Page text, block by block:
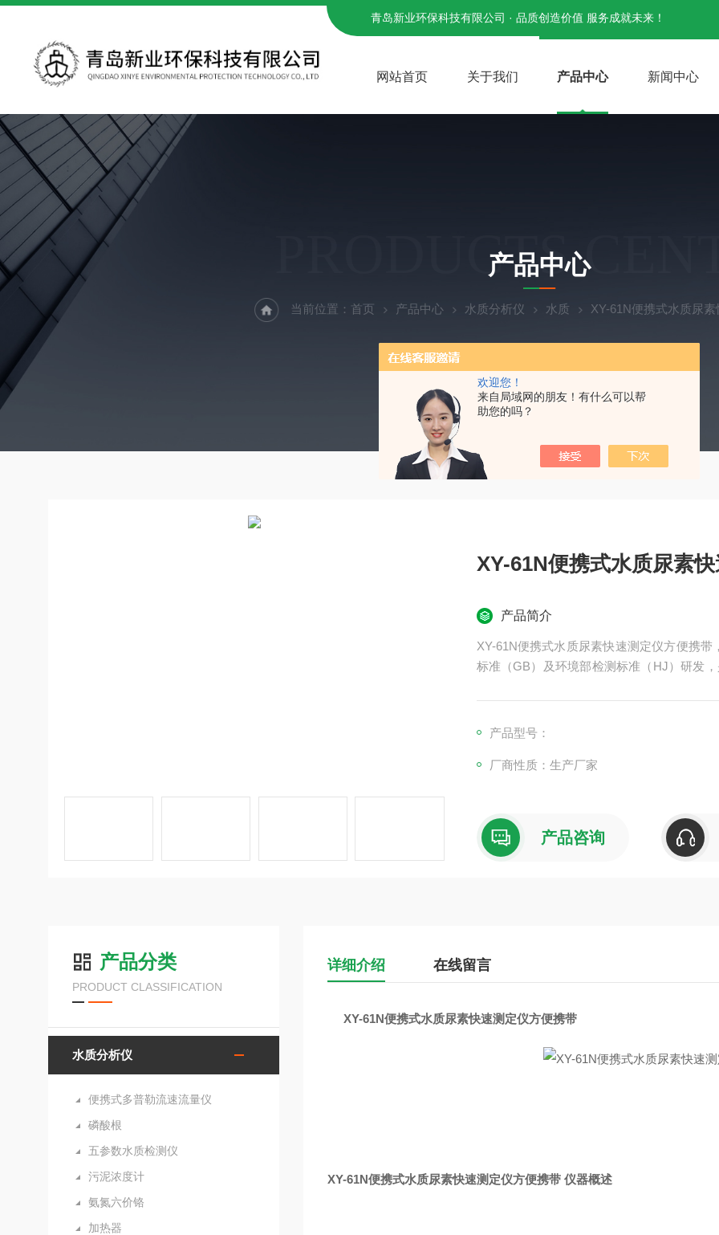
欢迎您！
来自局域网的朋友！有什么可以帮
助您的吗？
青岛新业环保科技有限公司 · 品质创造价值 服务成就未来！
网站首页 关于我们 产品中心 新闻中心
PRODUCTS
产品中心
当前位置： 首页 产品中心 水质分析仪 水质 XY-61N便携式水质尿
XY-61N便携式水质尿素
产品简介
XY-61N便携式水质尿素快速测定仪方便携
标准（GB）及环境部检测标准（HJ）研发
产品型号：
厂商性质：生产厂家
产品咨询
产品分类
PRODUCT CLASSIFICATION
水质分析仪
便携式多普勒流速流量仪
磷酸根
五参数水质检测仪
污泥浓度计
氨氮六价铬
加热器
详细介绍 在线留言
XY-61N便携式水质尿素快速测定仪方便携带
XY-61N便携式水质尿素快速测定仪方便携带 仪器概述